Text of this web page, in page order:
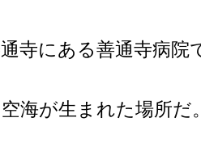
寺にある善通寺病院
海が生まれた場所だ